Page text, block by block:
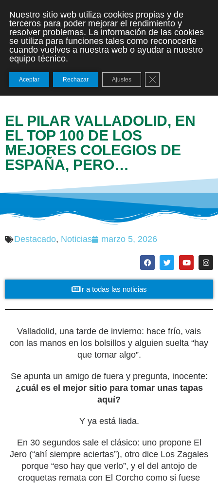
EL PILAR VALLADOLID, EN
EL TOP 100 DE LOS
MEJORES COLEGIOS DE
ESPAÑA, PERO…
Destacado, Noticias marzo 5, 2026
Ir a todas las noticias
Valladolid, una tarde de invierno: hace frío, vais
con las manos en los bolsillos y alguien suelta “hay
que tomar algo”.
Se apunta un amigo de fuera y pregunta, inocente:
¿cuál es el mejor sitio para tomar unas tapas
aquí?
Y ya está liada.
En 30 segundos sale el clásico: uno propone El
Jero (“ahí siempre aciertas”), otro dice Los Zagales
porque “eso hay que verlo”, y el del antojo de
croquetas remata con El Corcho como si fuese
Nuestro sitio web utiliza cookies propias y de
terceros para poder mejorar el rendimiento y
resolver problemas. La información de las cookies
se utiliza para funciones tales como reconocerte
cuando vuelves a nuestra web o ayudar a nuestro
equipo técnico.
Aceptar Rechazar Ajustes Cerrar el banner de